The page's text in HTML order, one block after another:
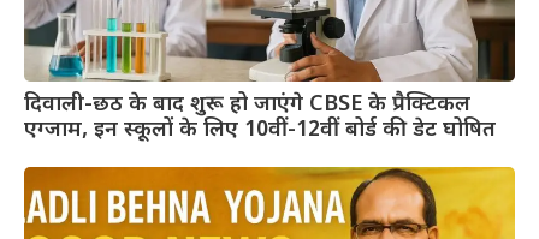
दिवाली-छठ के बाद शुरू हो जाएंगे CBSE के प्रैक्टिकल
एग्जाम, इन स्कूलों के लिए 10वीं-12वीं बोर्ड की डेट घोषित